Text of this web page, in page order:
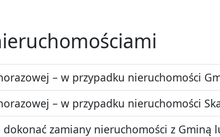
– w przypadku nieruchomości
– w przypadku nieruchomości
dokonać zamiany nieruchomości z Gminą